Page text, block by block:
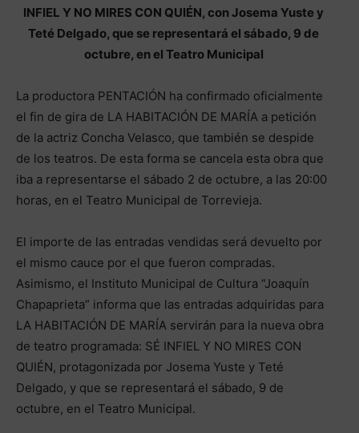
INFIEL Y NO MIRES CON QUIÉN, con Josema Yuste y
Teté Delgado, que se representará el sábado, 9 de
octubre, en el Teatro Municipal
La productora PENTACIÓN ha confirmado oficialmente
el fin de gira de LA HABITACIÓN DE MARÍA a petición
de la actriz Concha Velasco, que también se despide
de los teatros. De esta forma se cancela esta obra que
iba a representarse el sábado 2 de octubre, a las 20:00
horas, en el Teatro Municipal de Torrevieja.
El importe de las entradas vendidas será devuelto por
el mismo cauce por el que fueron compradas.
Asimismo, el Instituto Municipal de Cultura “Joaquín
Chapaprieta” informa que las entradas adquiridas para
LA HABITACIÓN DE MARÍA servirán para la nueva obra
de teatro programada: SÉ INFIEL Y NO MIRES CON
QUIÉN, protagonizada por Josema Yuste y Teté
Delgado, y que se representará el sábado, 9 de
octubre, en el Teatro Municipal.